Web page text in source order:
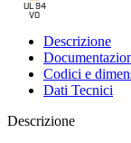
UL 94
V0
Descrizione
Codici e
Dati Tecnici
Descrizione